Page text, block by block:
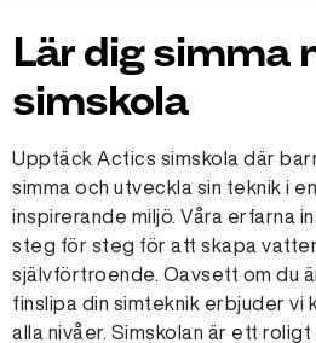
Lär dig simma
simskola
Upptäck Actics simskola där
simma och utveckla sin teknik i
inspirerande miljö. Våra erfarna
steg för steg för att skapa
självförtroende. Oavsett om du
finslipa din simteknik erbjuder vi
alla nivåer. Simskolan är ett